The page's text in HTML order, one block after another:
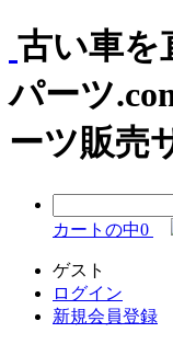
古い車を
パーツ
ーツ販売
カートの中0
ゲスト
ログイン
新規会員登録